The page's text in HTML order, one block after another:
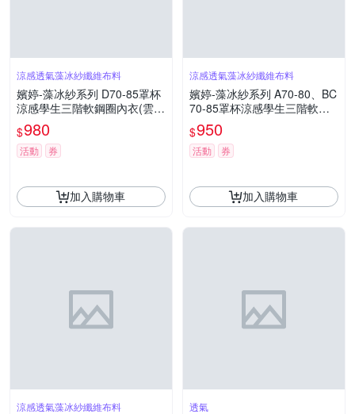
涼感透氣藻冰紗纖維布料
嬪婷-藻冰紗系列 D70-85罩杯
涼感學生三階軟鋼圈內衣(雲朵
白)BB2401CR
$980
活動 券
加入購物車
涼感透氣藻冰紗纖維布料
嬪婷-藻冰紗系列 A70-80、BC
70-85罩杯涼感學生三階軟鋼
圈內衣(天空藍)BB2401D3
$950
活動 券
加入購物車
涼感透氣藻冰紗纖維布料 透氣